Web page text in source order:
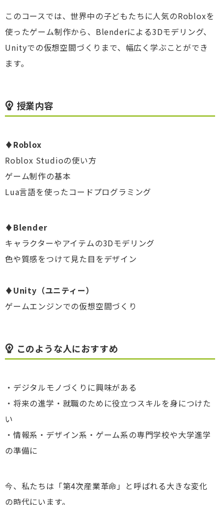
このコースでは、世界中の子どもたちに人気のRobloxを
使ったゲーム制作から、Blenderによる3Dモデリング、
Unityでの仮想空間づくりまで、幅広く学ぶことができ
ます。
授業内容
♦Roblox
Roblox Studioの使い方
ゲーム制作の基本
Lua言語を使ったコードプログラミング
♦Blender
キャラクターやアイテムの3Dモデリング
色や質感をつけて見た目をデザイン
♦Unity（ユニティー）
ゲームエンジンでの仮想空間づくり
このような人におすすめ
・デジタルモノづくりに興味がある
・将来の進学・就職のために役立つスキルを身につけた
い
・情報系・デザイン系・ゲーム系の専門学校や大学進学
の準備に
今、私たちは「第4次産業革命」と呼ばれる大きな変化
の時代にいます。